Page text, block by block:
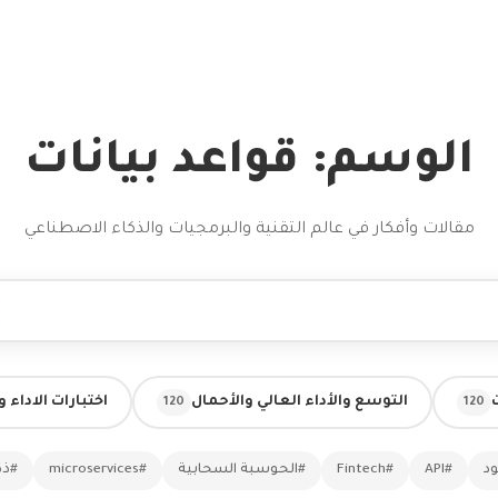
الوسم: قواعد بيانات
مقالات وأفكار في عالم التقنية والبرمجيات والذكاء الاصطناعي
120 التوسع والأداء العالي والأحمال 120 اختبارات الاداء
#API
#Fintech #الحوسبة السحابية #microservices